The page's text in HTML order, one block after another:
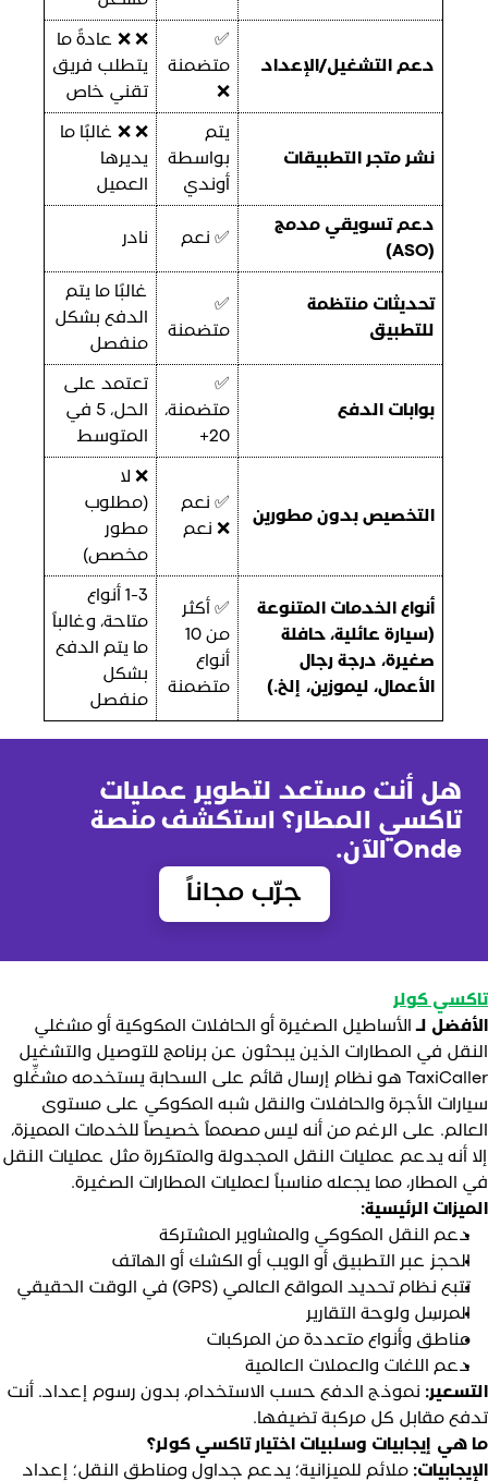
دعم التشغيل/الإعداد
✅
متضمنة
❌
❌ ❌ عادةً ما
يتطلب فريق
تقني خاص
نشر متجر التطبيقات
يتم
بواسطة
أوندي
❌ ❌ غالبًا ما
يديرها
العميل
دعم تسويقي مدمج
✅ نعم نادر
تحديثات منتظمة
للتطبيق
✅
متضمنة
غالبًا ما يتم
الدفع بشكل
منفصل
بوابات الدفع
✅
متضمنة،
20+
تعتمد على
الحل، 5 في
المتوسط
التخصيص بدون مطورين
✅ نعم
❌ نعم
❌ لا
(مطلوب
مطور
مخصص)
أنواع الخدمات المتنوعة
(سيارة عائلية، حافلة
صغيرة، درجة رجال
الأعمال، ليموزين، إلخ.)
✅ أكثر
من 10
أنواع
متضمنة
1-3 أنواع
متاحة، وغالباً
ما يتم الدفع
بشكل
منفصل
هل أنت مستعد لتطوير عمليات
تاكسي المطار؟ استكشف منصة
Onde الآن.
جرّب مجاناً
كولر
لـ الأساطيل الصغيرة أو الحافلات المكوكية أو مشغلي
في المطارات الذين يبحثون عن برنامج للتوصيل والتشغيل
TaxiCaller هو نظام إرسال قائم على السحابة يستخدمه مشغِّلو
الأجرة والحافلات والنقل شبه المكوكي على مستوى
على الرغم من أنه ليس مصمماً خصيصاً للخدمات المميزة،
أنه يدعم عمليات النقل المجدولة والمتكررة مثل عمليات النقل
المطار، مما يجعله مناسباً لعمليات المطارات الصغيرة.
الرئيسية:
دعم النقل المكوكي والمشاوير المشتركة
الحجز عبر التطبيق أو الويب أو الكشك أو الهاتف
تتبع نظام تحديد المواقع العالمي (GPS) في الوقت الحقيقي
المرسِل ولوحة التقارير
مناطق وأنواع متعددة من المركبات
دعم اللغات والعملات العالمية
نموذج الدفع حسب الاستخدام، بدون رسوم إعداد. أنت
مقابل كل مركبة تضيفها.
هي إيجابيات وسلبيات اختيار تاكسي كولر؟
ملائم للميزانية؛ يدعم جداول ومناطق النقل؛ إعداد